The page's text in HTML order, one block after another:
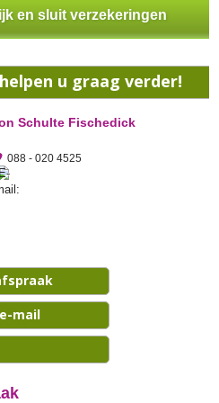
en sluit verzekeringen
u graag verder!
Schulte Fischedick
088 - 020 4525
mail